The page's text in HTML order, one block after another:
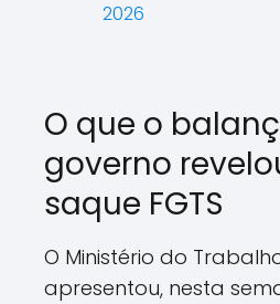
2026
O que o
governo
saque FGTS
O Ministério do
apresentou, nesta